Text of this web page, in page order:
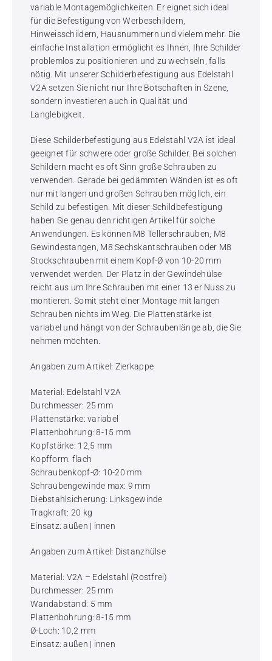
variable Montagemöglichkeiten. Er eignet sich ideal
für die Befestigung von Werbeschildern,
Hinweisschildern, Hausnummern und vielem mehr. Die
einfache Installation ermöglicht es Ihnen, Ihre Schilder
problemlos zu positionieren und zu wechseln, falls
nötig. Mit unserer Schilderbefestigung aus Edelstahl
V2A setzen Sie nicht nur Ihre Botschaften in Szene,
sondern investieren auch in Qualität und
Langlebigkeit.
Diese Schilderbefestigung aus Edelstahl V2A ist ideal
geeignet für schwere oder große Schilder. Bei solchen
Schildern macht es oft Sinn große Schrauben zu
verwenden. Gerade bei gedämmten Wänden ist es oft
nur mit langen und großen Schrauben möglich, ein
Schild zu befestigen. Mit dieser Schildbefestigung
haben Sie genau den richtigen Artikel für solche
Anwendungen. Es können M8 Tellerschrauben, M8
Gewindestangen, M8 Sechskantschrauben oder M8
Stockschrauben mit einem Kopf-Ø von 10-20 mm
verwendet werden. Der Platz in der Gewindehülse
reicht aus um Ihre Schrauben mit einer 13 er Nuss zu
montieren. Somit steht einer Montage mit langen
Schrauben nichts im Weg. Die Plattenstärke ist
variabel und hängt von der Schraubenlänge ab, die Sie
nehmen möchten.
Angaben zum Artikel: Zierkappe
Material: Edelstahl V2A
Durchmesser: 25 mm
Plattenstärke: variabel
Plattenbohrung: 8-15 mm
Kopfstärke: 12,5 mm
Kopfform: flach
Schraubenkopf-Ø: 10-20 mm
Schraubengewinde max: 9 mm
Diebstahlsicherung: Linksgewinde
Tragkraft: 20 kg
Einsatz: außen | innen
Angaben zum Artikel: Distanzhülse
Material: V2A – Edelstahl (Rostfrei)
Durchmesser: 25 mm
Wandabstand: 5 mm
Plattenbohrung: 8-15 mm
Ø-Loch: 10,2 mm
Einsatz: außen | innen